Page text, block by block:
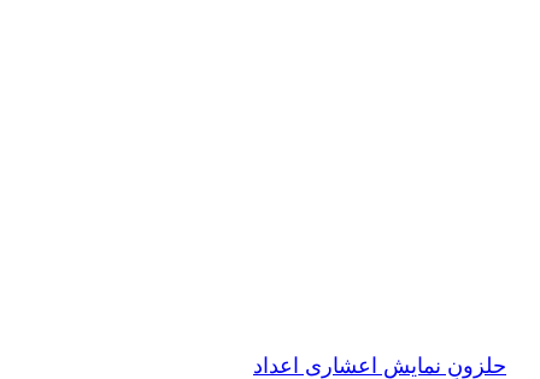
حلزونِ نمایش اعشاری اعداد